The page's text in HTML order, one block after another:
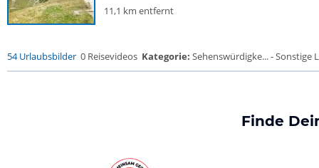
11,1 km entfernt
54 Urlaubsbilder 0 Reisevideos Kategorie: Sehenswürdigke... - Sonstige
Finde